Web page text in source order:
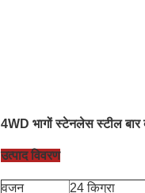
4WD भागों स्टेनलेस स्टील
उत्पाद विवरण
वजन
24 किग्रा